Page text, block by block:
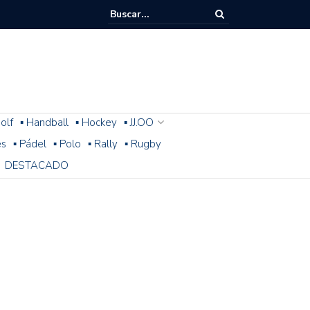
▪ Handball ▪ Hockey ▪ JJ.OO
▪ Pádel ▪ Polo ▪ Rally ▪ Rugby
DESTACADO